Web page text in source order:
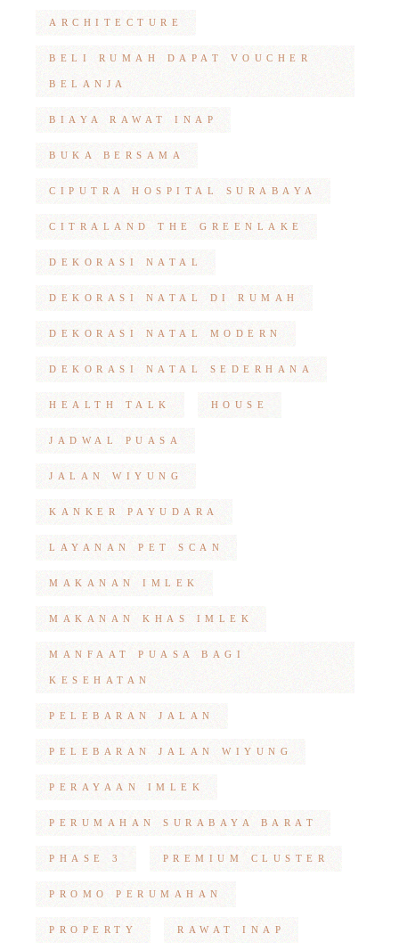
ARCHITECTURE
BELI RUMAH DAPAT VOUCHER
BELANJA
BIAYA RAWAT INAP
BUKA BERSAMA
CIPUTRA HOSPITAL SURABAYA
CITRALAND THE GREENLAKE
DEKORASI NATAL
DEKORASI NATAL DI RUMAH
DEKORASI NATAL MODERN
DEKORASI NATAL SEDERHANA
HEALTH TALK HOUSE
JADWAL PUASA
JALAN WIYUNG
KANKER PAYUDARA
LAYANAN PET SCAN
MAKANAN IMLEK
MAKANAN KHAS IMLEK
MANFAAT PUASA BAGI
KESEHATAN
PELEBARAN JALAN
PELEBARAN JALAN WIYUNG
PERAYAAN IMLEK
PERUMAHAN SURABAYA BARAT
PHASE 3 PREMIUM CLUSTER
PROMO PERUMAHAN
PROPERTY RAWAT INAP